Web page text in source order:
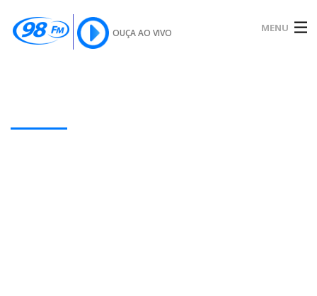
OUÇA AO VIVO MENU
SOBRE